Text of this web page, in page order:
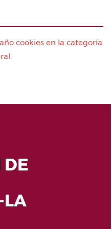
cookies en la categoría
DE
LA